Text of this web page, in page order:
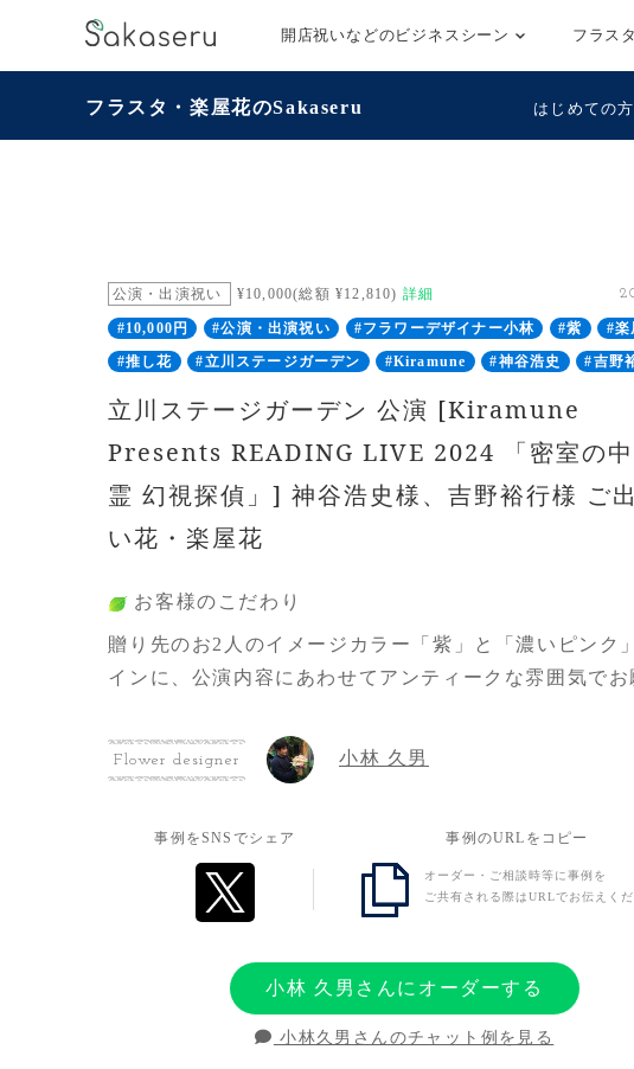
開店祝いなどのビジネスシーン フラス
フラスタ・楽屋花のSakaseru はじめての
公演・出演祝い ¥10,000(総額 ¥12,810) 詳細
#10,000円 #公演・出演祝い #フラワーデザイナー小林 #紫
#楽
#推し花
#立川ステージガーデン #Kiramune #神谷浩史 #吉野
立川ステージガーデン 公演 [Kiramune
Presents READING LIVE 2024 「密室の
霊 幻視探偵」] 神谷浩史様、吉野裕行様 ご
い花・楽屋花
お客様のこだわり
贈り先のお2人のイメージカラー「紫」と「濃いピンク
インに、公演内容にあわせてアンティークな雰囲気でお
また、初演と同じ役を再び演じてくださる感謝も込めた
ので、暗くなりすぎないようにしていただきたいと小林
ク目ながらも華やかに仕上げてくださいました。
お客様の想い
御出演のお祝いと、お2人揃って探偵と助手を再び演じ
さることへの感謝の気持ちを届けたく、今回お願いしま
Flower designer 小林 久男
事例をSNSでシェア 事例のURLをコピー
オーダー・ご相談時等に事例を
ご共有される際はURLでお伝えくだ
小林 久男さんにオーダーする
小林久男さんのチャット例を見る